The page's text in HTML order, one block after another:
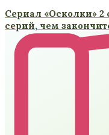
Сериал «Осколки» 2
серий, чем